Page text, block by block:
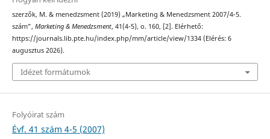
szerzők, M. & menedzsment (2019) „Marketing & Menedzsment 2007/4-5.
szám”, Marketing & Menedzsment, 41(4-5), o. 160, [2]. Elérhető:
https://journals.lib.pte.hu/index.php/mm/article/view/1334 (Elérés: 6
augusztus 2026).
Idézet formátumok
Folyóirat szám
Évf. 41 szám 4-5 (2007)